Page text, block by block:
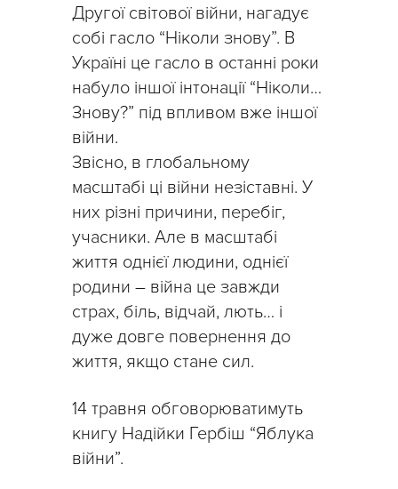
Другої світової війни, нагадує
собі гасло “Ніколи знову”. В
Україні це гасло в останні роки
набуло іншої інтонації “Ніколи…
Знову?” під впливом вже іншої
війни.
Звісно, в глобальному
масштабі ці війни незіставні. У
них різні причини, перебіг,
учасники. Але в масштабі
життя однієї людини, однієї
родини – війна це завжди
страх, біль, відчай, лють… і
дуже довге повернення до
життя, якщо стане сил.
14 травня обговорюватимуть
книгу Надійки Гербіш “Яблука
війни”.